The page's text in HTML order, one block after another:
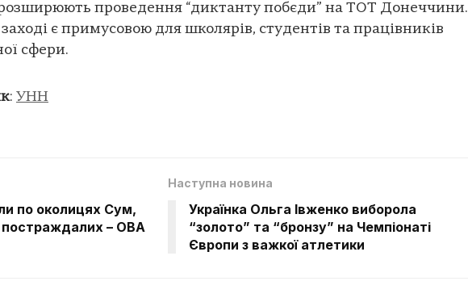
проведення “диктанту побєди” на ТОТ Донеччини.
є примусовою для школярів, студентів та працівників
сфери.
: УНН
по околицях Сум,
постраждалих – ОВА
Наступна новина
Українка Ольга Івженко виборола
“золото” та “бронзу” на Чемпіонаті
Європи з важкої атлетики